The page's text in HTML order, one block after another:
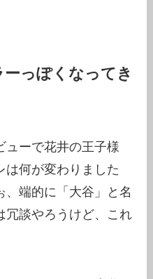
っぽくなってき
ューで花井の王子様
は何が変わりました
、端的に「大谷」と名
冗談やろうけど、これ